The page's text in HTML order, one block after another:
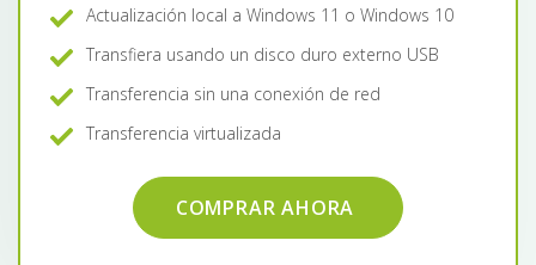
Actualización local a Windows 11 o Windows 10
Transfiera usando un disco duro externo USB
Transferencia sin una conexión de red
Transferencia virtualizada
COMPRAR AHORA